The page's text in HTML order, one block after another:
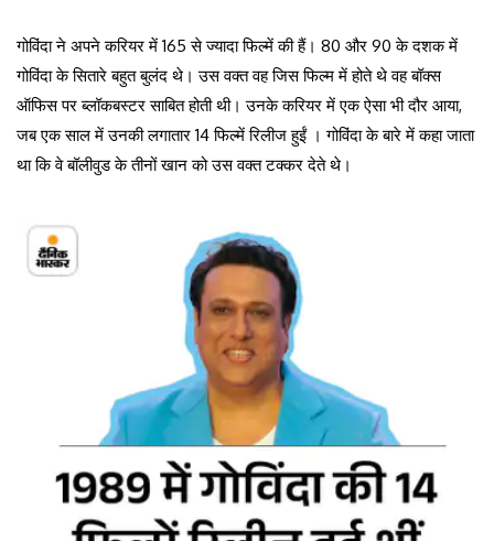
गोविंदा ने अपने करियर में 165 से ज्यादा फिल्में की हैं। 80 और 90 के दशक में
गोविंदा के सितारे बहुत बुलंद थे। उस वक्त वह जिस फिल्म में होते थे वह बॉक्स
ऑफिस पर ब्लॉकबस्टर साबित होती थी। उनके करियर में एक ऐसा भी दौर आया,
जब एक साल में उनकी लगातार 14 फिल्में रिलीज हुईं । गोविंदा के बारे में कहा जाता
था कि वे बॉलीवुड के तीनों खान को उस वक्त टक्कर देते थे।